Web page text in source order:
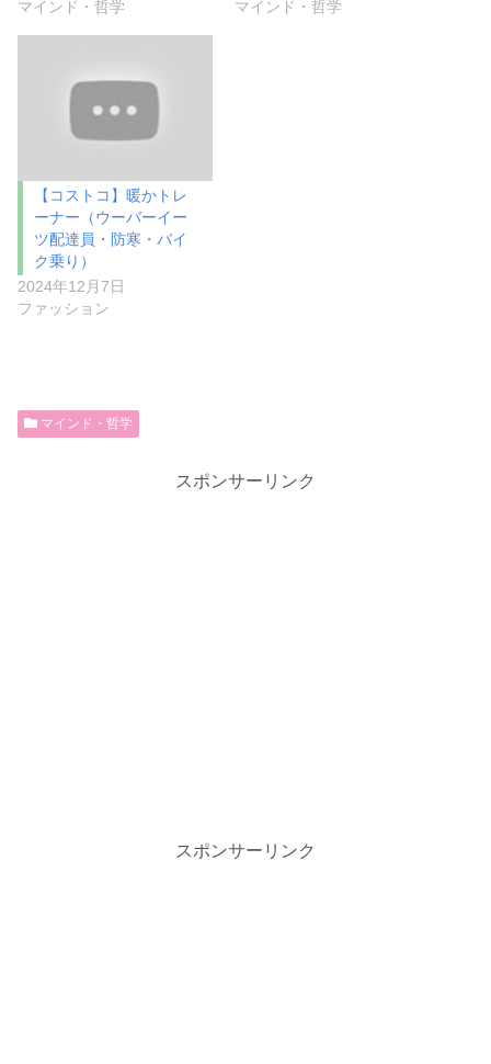
マインド・哲学 マインド・哲学
【コストコ】暖かトレ
ーナー（ウーバーイー
ツ配達員・防寒・バイ
ク乗り）
2024年12月7日
ファッション
マインド・哲学
スポンサーリンク
スポンサーリンク